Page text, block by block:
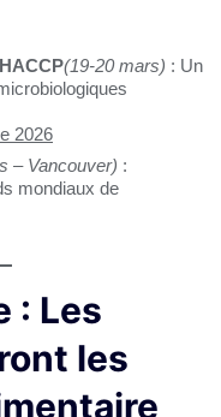
(19-20 mars) : Un
2026
– Vancouver) :
mondiaux de
: Les
les